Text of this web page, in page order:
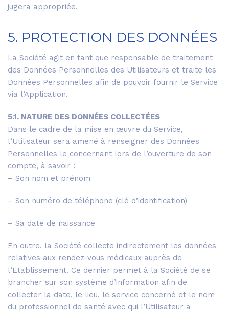
jugera appropriée.
5. PROTECTION DES DONNÉES
La Société agit en tant que responsable de traitement
des Données Personnelles des Utilisateurs et traite les
Données Personnelles afin de pouvoir fournir le Service
via l’Application.
5.1. NATURE DES DONNÉES COLLECTÉES
Dans le cadre de la mise en œuvre du Service,
l’Utilisateur sera amené à renseigner des Données
Personnelles le concernant lors de l’ouverture de son
compte, à savoir :
– Son nom et prénom
– Son numéro de téléphone (clé d’identification)
– Sa date de naissance
En outre, la Société collecte indirectement les données
relatives aux rendez-vous médicaux auprès de
l’Etablissement. Ce dernier permet à la Société de se
brancher sur son système d’information afin de
collecter la date, le lieu, le service concerné et le nom
du professionnel de santé avec qui l’Utilisateur a